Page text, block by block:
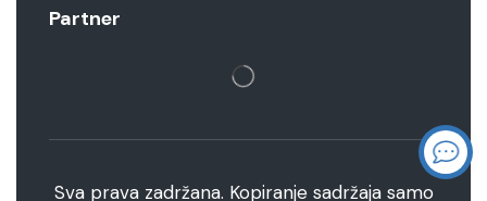
Partner
Sva prava zadržana. Kopiranje sadržaja samo